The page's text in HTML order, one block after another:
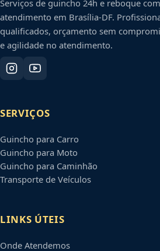
Serviços de guincho 24h e reboque com
atendimento em Brasília-DF.
qualificados, orçamento sem
e agilidade no atendimento.
SERVIÇOS
Guincho para Carro
Guincho para Moto
Guincho para Caminhão
Transporte de Veículos
LINKS ÚTEIS
Onde Atendemos